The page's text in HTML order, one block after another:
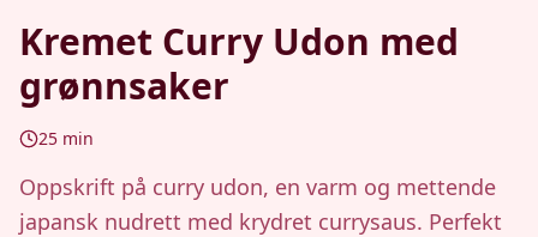
Kremet Curry Udon med
grønnsaker
25 min
Oppskrift på curry udon, en varm og mettende
japansk nudrett med krydret currysaus. Perfekt